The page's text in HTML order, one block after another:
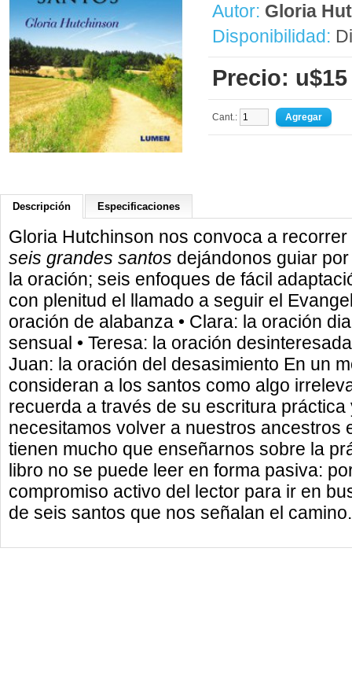
Autor: Gloria
Disponibilidad:
Precio: u$15
Cant.:
Descripción Especificaciones
Gloria Hutchinson nos convoca a
seis grandes santos dejándonos guiar
la oración; seis enfoques de fácil
con plenitud el llamado a seguir el
oración de alabanza • Clara: la oración
sensual • Teresa: la oración
Juan: la oración del desasimiento En un
consideran a los santos como algo
recuerda a través de su escritura
necesitamos volver a nuestros ancestros
tienen mucho que enseñarnos sobre la
libro no se puede leer en forma pasiva:
compromiso activo del lector para ir en
de seis santos que nos señalan el camino.